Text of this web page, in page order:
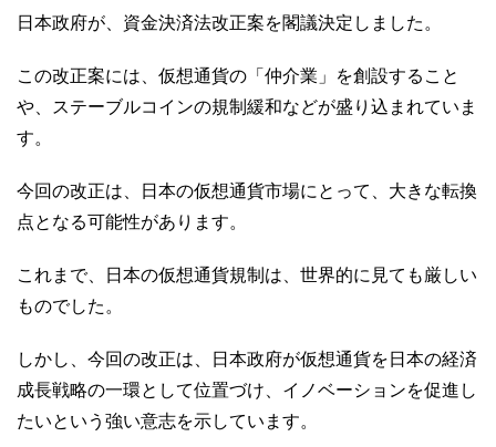
日本政府が、資金決済法改正案を閣議決定しました。
この改正案には、仮想通貨の「仲介業」を創設すること
や、ステーブルコインの規制緩和などが盛り込まれていま
す。
今回の改正は、日本の仮想通貨市場にとって、大きな転換
点となる可能性があります。
これまで、日本の仮想通貨規制は、世界的に見ても厳しい
ものでした。
しかし、今回の改正は、日本政府が仮想通貨を日本の経済
成長戦略の一環として位置づけ、イノベーションを促進し
たいという強い意志を示しています。